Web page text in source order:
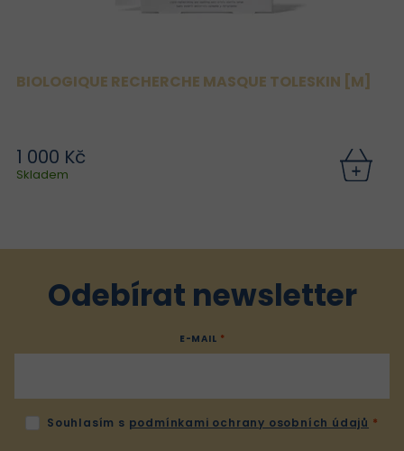
BIOLOGIQUE RECHERCHE MASQUE TOLESKIN [M]
1 000 Kč
Skladem
Odebírat newsletter
E-MAIL
Souhlasím s podmínkami ochrany osobních údajů